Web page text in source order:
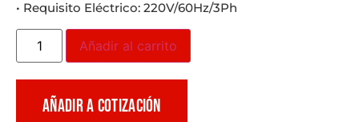
• Requisito Eléctrico: 220V/60Hz/3Ph
Añadir al carrito
AÑADIR A COTIZACIÓN